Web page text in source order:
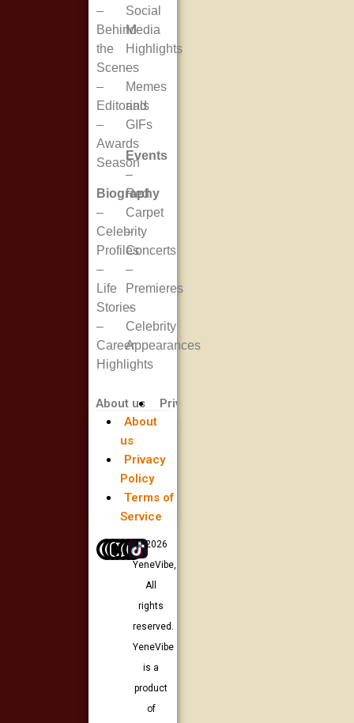
–
Behind
the
Scenes
–
Editorials
–
Awards
Season
Biography
–
Celebrity
Profiles
–
Life
Stories
–
Career
Highlights
Social
Media
Highlights
–
Memes
and
GIFs
Events
–
Red
Carpet
–
Concerts
–
Premieres
–
Celebrity
Appearances
About us Privacy Policy
About
us
Privacy
Policy
Terms of
Service
© 2026
YeneVibe,
All
rights
reserved.
YeneVibe
is a
product
of